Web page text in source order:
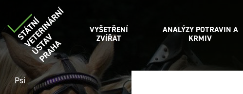
VYŠETŘENÍ
ZVÍŘAT
ANALÝZY POTRAVIN A
KRMIV
Psi